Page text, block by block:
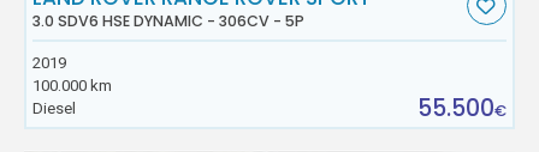
3.0 SDV6 HSE DYNAMIC - 306CV - 5P
2019
100.000 km
Diesel
55.500€